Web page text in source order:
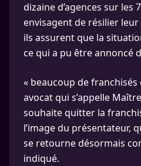
dizaine d’agences sur les
envisagent de résilier
ils assurent que la
ce qui a pu être annoncé
« beaucoup de
avocat qui s’appelle
souhaite quitter la
l’image du présentateur,
se retourne désormais
indiqué.